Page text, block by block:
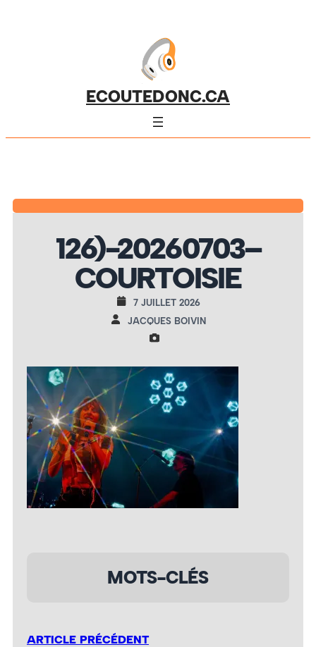
ECOUTEDONC.CA
126)-20260703–
COURTOISIE
7 JUILLET 2026
JACQUES BOIVIN
MOTS-CLÉS
ARTICLE PRÉCÉDENT